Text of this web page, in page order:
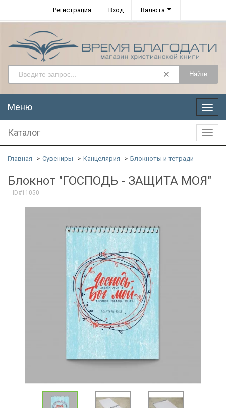
Регистрация Вход Валюта
Найти
Меню
Меню
Каталог
Главная Сувениры Канцелярия Блокноты и тетради
Блокнот "ГОСПОДЬ - ЗАЩИТА МОЯ"
ID#11050